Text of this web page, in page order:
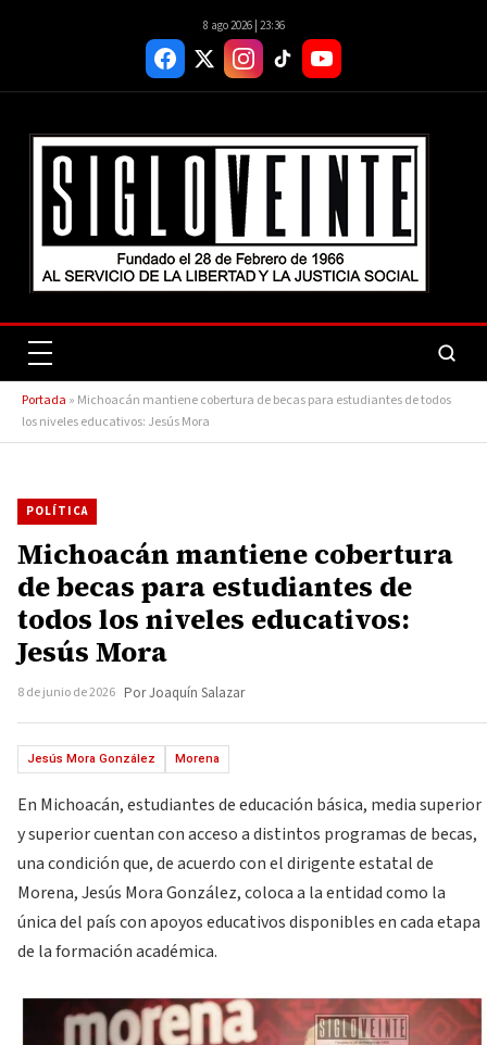
8 ago 2026 | 23:36
Portada » Michoacán mantiene cobertura de becas para estudiantes de todos
los niveles educativos: Jesús Mora
POLÍTICA
Michoacán mantiene cobertura
de becas para estudiantes de
todos los niveles educativos:
Jesús Mora
8 de junio de 2026 Por Joaquín Salazar
Jesús Mora González Morena
En Michoacán, estudiantes de educación básica, media superior
y superior cuentan con acceso a distintos programas de becas,
una condición que, de acuerdo con el dirigente estatal de
Morena, Jesús Mora González, coloca a la entidad como la
única del país con apoyos educativos disponibles en cada etapa
de la formación académica.